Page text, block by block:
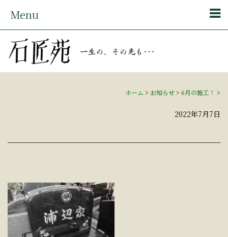
Menu
ホーム > お知らせ> 6月の施工！ >
2022年7月7日